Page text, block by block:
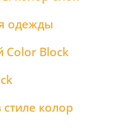
одежды
Color Block
колор